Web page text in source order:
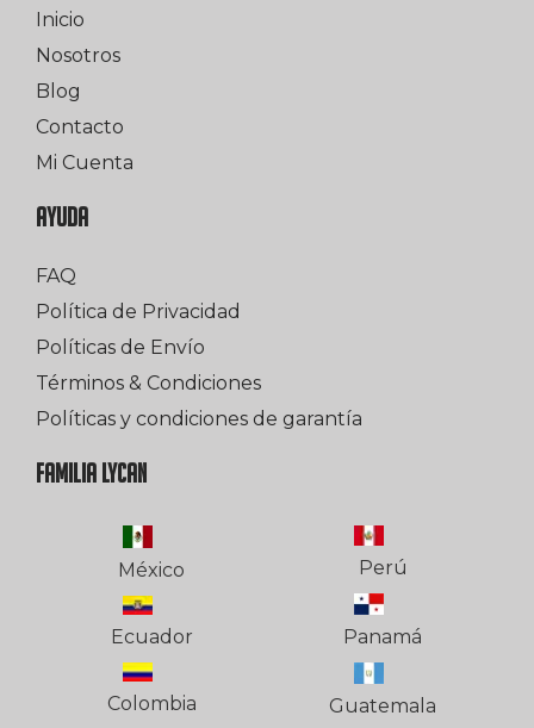
Inicio
Nosotros
Blog
Contacto
Mi Cuenta
AYUDA
FAQ
Política de Privacidad
Políticas de Envío
Términos & Condiciones
Políticas y condiciones de garantía
FAMILIA LYCAN
México
Ecuador
Colombia
Perú
Panamá
Guatemala